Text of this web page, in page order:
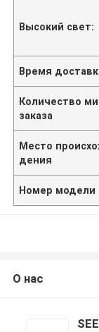
Высокий свет:
Время
Количество
заказа
Место
дения
Номер модели
О нас